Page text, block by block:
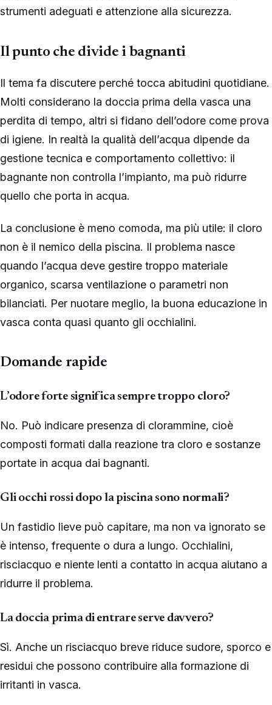
strumenti adeguati e attenzione alla sicurezza.
Il punto che divide i bagnanti
Il tema fa discutere perché tocca abitudini quotidiane.
Molti considerano la doccia prima della vasca una
perdita di tempo, altri si fidano dell’odore come prova
di igiene. In realtà la qualità dell’acqua dipende da
gestione tecnica e comportamento collettivo: il
bagnante non controlla l’impianto, ma può ridurre
quello che porta in acqua.
La conclusione è meno comoda, ma più utile: il cloro
non è il nemico della piscina. Il problema nasce
quando l’acqua deve gestire troppo materiale
organico, scarsa ventilazione o parametri non
bilanciati. Per nuotare meglio, la buona educazione in
vasca conta quasi quanto gli occhialini.
Domande rapide
L’odore forte significa sempre troppo cloro?
No. Può indicare presenza di clorammine, cioè
composti formati dalla reazione tra cloro e sostanze
portate in acqua dai bagnanti.
Gli occhi rossi dopo la piscina sono normali?
Un fastidio lieve può capitare, ma non va ignorato se
è intenso, frequente o dura a lungo. Occhialini,
risciacquo e niente lenti a contatto in acqua aiutano a
ridurre il problema.
La doccia prima di entrare serve davvero?
Sì. Anche un risciacquo breve riduce sudore, sporco e
residui che possono contribuire alla formazione di
irritanti in vasca.